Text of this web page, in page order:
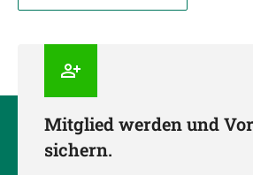
Mitglied werden und
sichern.